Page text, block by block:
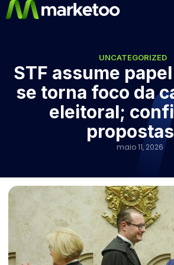
UNCATEGORIZED
STF assume
se torna foco da
eleitoral;
maio 11, 2026